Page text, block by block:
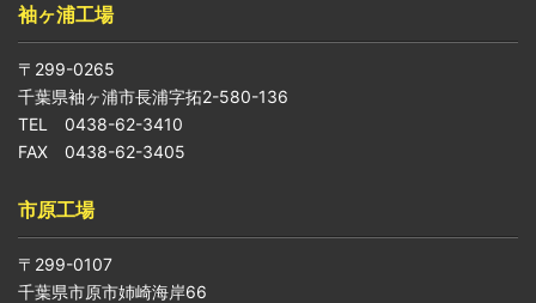
袖ヶ浦工場
〒299-0265
千葉県袖ヶ浦市長浦字拓2-580-136
TEL 0438-62-3410
FAX 0438-62-3405
市原工場
〒299-0107
千葉県市原市姉崎海岸66